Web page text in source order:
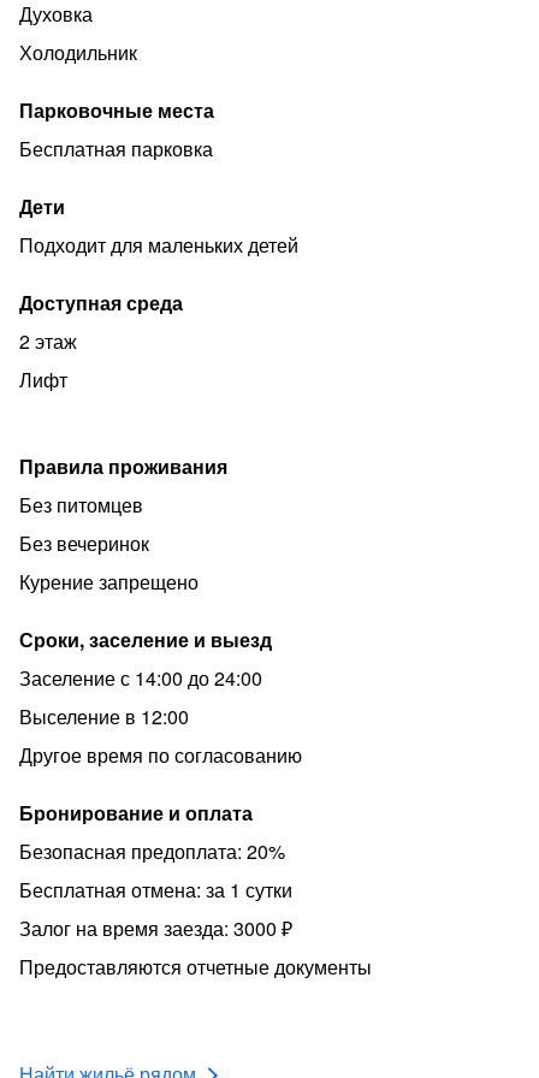
По согласованию ранний заезд и поздний выезд.
Скидки на длительное проживание обговариваются
индивидуально.
Запрещено:
❌Курение внутри квартиры.
✅ Дополнительные услуги:
▪️Предоставление отчетных документов (входит в
стоимость проживания)
▪️Заказ уборки в любой день
Духовка
Холодильник
Парковочные места
Бесплатная парковка
Дети
Подходит для маленьких детей
Доступная среда
2 этаж
Лифт
Правила проживания
Без питомцев
Без вечеринок
Курение запрещено
Сроки, заселение и выезд
Заселение с 14:00 до 24:00
Выселение в 12:00
Другое время по согласованию
Бронирование и оплата
Безопасная предоплата: 20%
Бесплатная отмена: за 1 сутки
Залог на время заезда: 3000 ₽
Предоставляются отчетные документы